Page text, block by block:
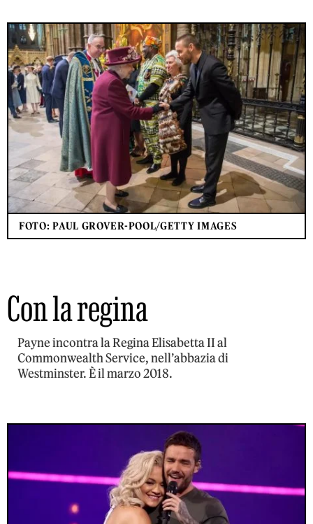
FOTO: PAUL GROVER-POOL/GETTY IMAGES
Con la regina
Payne incontra la Regina Elisabetta II al
Commonwealth Service, nell’abbazia di
Westminster. È il marzo 2018.